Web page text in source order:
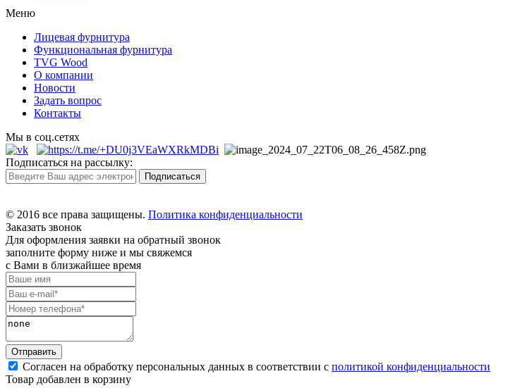
Меню
Лицевая фурнитура
Функциональная фурнитура
TVG Wood
О компании
Новости
Задать вопрос
Контакты
Мы в соц.сетях
Подписаться на рассылку:
© 2016 все права защищены. Политика конфиденциальности
Заказать звонок
Для оформления заявки на обратный звонок
заполните форму ниже и мы свяжемся
с Вами в близжайшее время
Согласен на обработку персональных данных в соответствии с политикой конфиденциальности
Товар добавлен в корзину